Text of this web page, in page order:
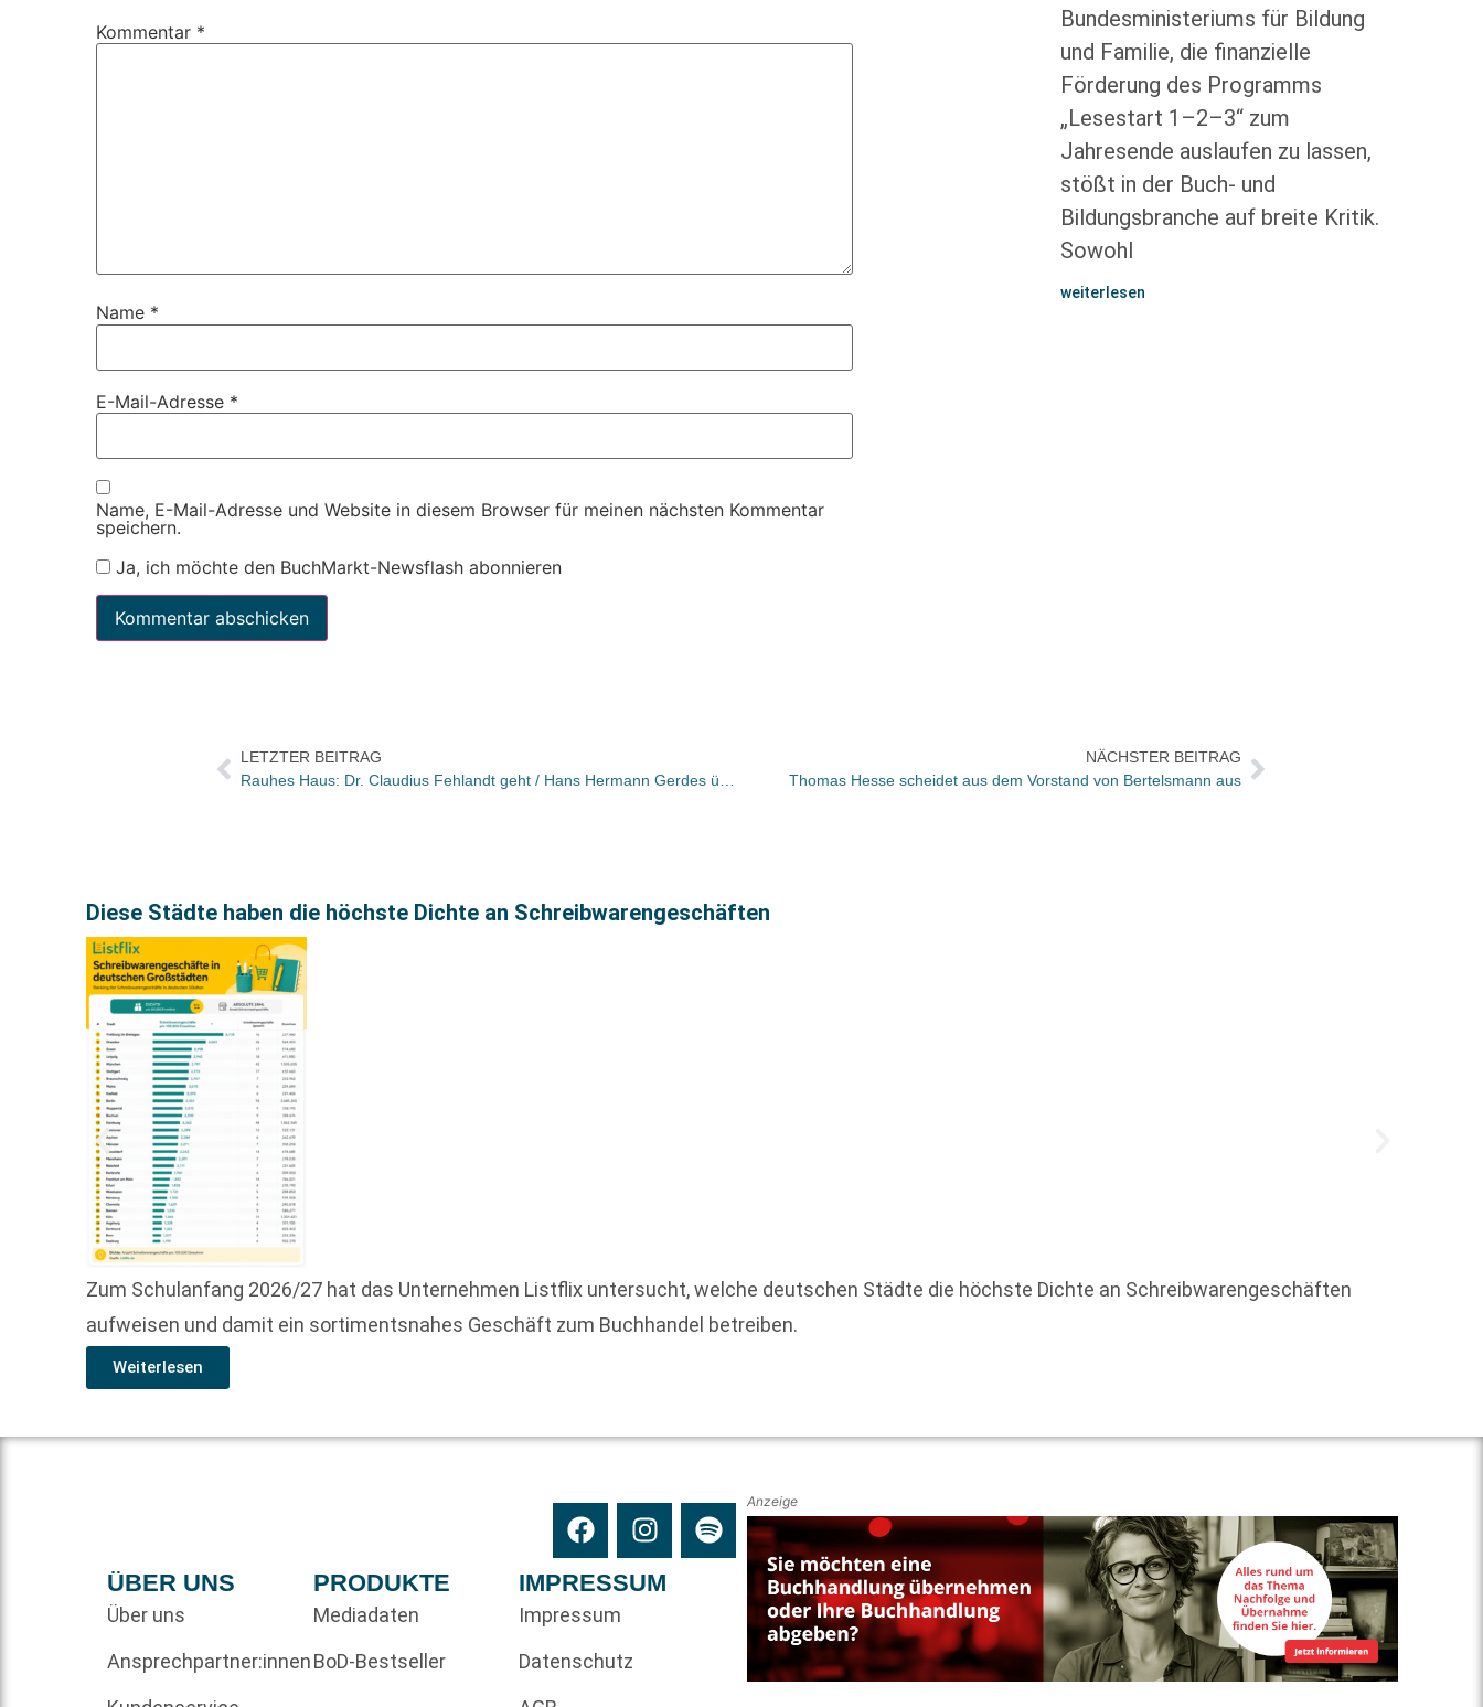
Kommentar *
Name *
E-Mail-Adresse *
Name, E-Mail-Adresse und Website in diesem Browser für meinen nächsten Kommentar
speichern.
Ja, ich möchte den BuchMarkt-Newsflash abonnieren
Bundesministeriums für Bildung
und Familie, die finanzielle
Förderung des Programms
„Lesestart 1–2–3“ zum
Jahresende auslaufen zu lassen,
stößt in der Buch- und
Bildungsbranche auf breite Kritik.
Sowohl
weiterlesen
LETZTER BEITRAG
NÄCHSTER BEITRAG
Thomas Hesse scheidet aus dem Vorstand von Bertelsmann aus
Diese Städte haben die höchste Dichte an Schreibwarengeschäften
Zum Schulanfang 2026/27 hat das Unternehmen Listflix untersucht, welche deutschen Städte die höchste Dichte an Schreibwarengeschäften
aufweisen und damit ein sortimentsnahes Geschäft zum Buchhandel betreiben.
Weiterlesen
ÜBER UNS
Über uns
Ansprechpartner:innen
PRODUKTE
Mediadaten
BoD-Bestseller
IMPRESSUM
Impressum
Datenschutz
Anzeige